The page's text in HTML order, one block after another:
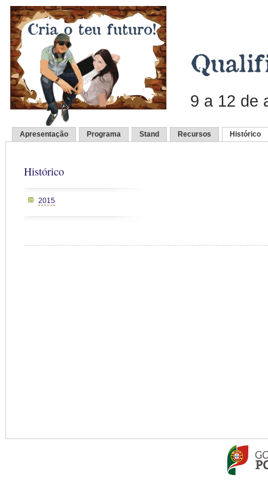
9 a 12 de
Apresentação Programa Stand Recursos Histórico
Histórico
2015